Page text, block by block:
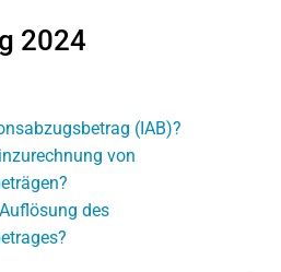
2024
(IAB)?
von
des